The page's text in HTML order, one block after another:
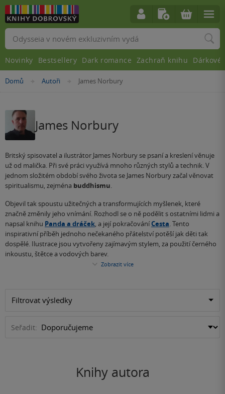
Nacházíte
Domů »Autoři »James Norbury
James Norbury
Britský spisovatel a ilustrátor James Norbury se psaní a kreslení věnuje
už od malička. Při své práci využívá mnoho různých stylů a technik. V
jednom složitém období svého života se James Norbury začal věnovat
spiritualismu, zejména buddhismu.
Objevil tak spoustu užitečných a transformujících myšlenek, které
značně změnily jeho vnímání. Rozhodl se o ně podělit s ostatními lidmi a
napsal knihu Panda a dráček, a její pokračováníCesta. Tento
inspirativní příběh jednoho nečekaného přátelství potěší jak děti tak
dospělé. Ilustrace jsou vytvořeny zajímavým stylem, za použití černého
inkoustu, štětce a vodových barev.
Zobrazit více
Filtrovat výsledky
Seřadit:
Knihy autora
Vyhledávání
Novinky Bestsellery Dark romance Zachraň knihu Dárkové